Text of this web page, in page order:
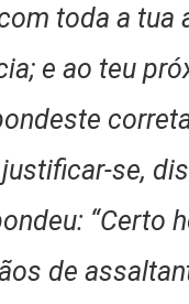
toda a tua
e ao teu
se,
“Certo
de